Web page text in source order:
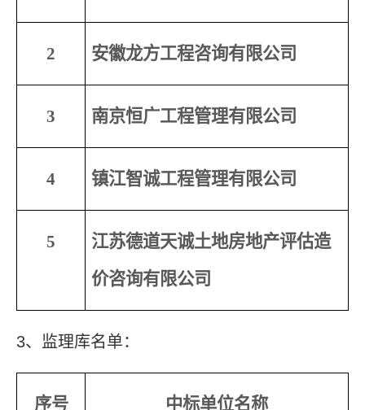
2 安徽龙方工程咨询有限公司
3 南京恒广工程管理有限公司
4 镇江智诚工程管理有限公司
5
江苏德道天诚土地房地产评估造
价咨询有限公司
3、监理库名单：
序号 中标单位名称